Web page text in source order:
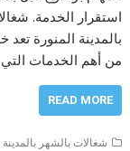
بالمدينة المنورة
من أهم الخدمات
READ MORE
شغالات بالشهر بالمدينة